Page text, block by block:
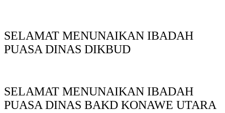
SELAMAT MENUNAIKAN IBADAH
PUASA DINAS DIKBUD
SELAMAT MENUNAIKAN IBADAH
PUASA DINAS BAKD KONAWE UTARA